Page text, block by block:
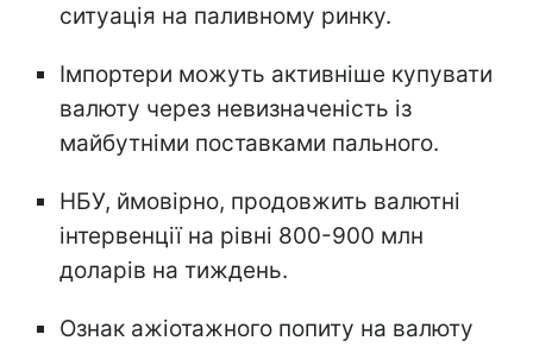
ситуація на паливному ринку.
Імпортери можуть активніше купувати
валюту через невизначеність із
майбутніми поставками пального.
НБУ, ймовірно, продовжить валютні
інтервенції на рівні 800-900 млн
доларів на тиждень.
Ознак ажіотажного попиту на валюту